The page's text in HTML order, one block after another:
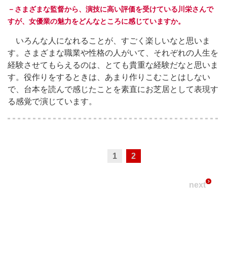
－さまざまな監督から、演技に高い評価を受けている川栄さんで
すが、女優業の魅力をどんなところに感じていますか。
いろんな人になれることが、すごく楽しいなと思いま
す。さまざまな職業や性格の人がいて、それぞれの人生を
経験させてもらえるのは、とても貴重な経験だなと思いま
す。役作りをするときは、あまり作りこむことはしない
で、台本を読んで感じたことを素直にお芝居として表現す
る感覚で演じています。
1 2
next